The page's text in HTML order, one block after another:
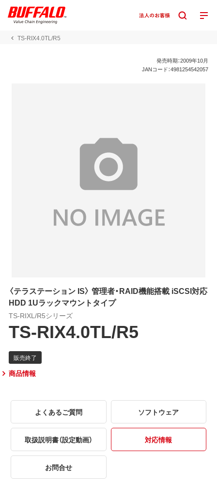
TS-RIX4.0TL/R5
発売時期：2009年10月
JANコード：4981254542057
〈テラステーション IS〉 管理者・RAID機能搭載 iSCSI対応
HDD 1Uラックマウントタイプ
TS-RIXL/R5シリーズ
TS-RIX4.0TL/R5
商品情報
よくあるご質問 ソフトウェア
取扱説明書（設定動画） 対応情報
お問合せ